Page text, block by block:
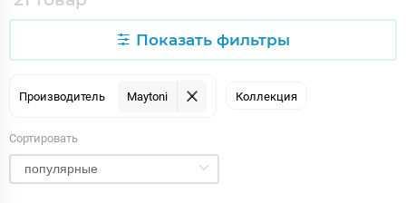
Показать фильтры
Производитель Maytoni Коллекция
Сортировать